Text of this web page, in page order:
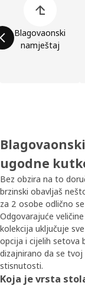
Blagovaonski
namještaj
ugodne
Bez obzira na to
brzinski obavljaš
za 2 osobe odlično
Odgovarajuće
kolekcija uključuje
opcija i cijelih setova
dizajnirano da se
stisnutosti.
Koja je vrsta